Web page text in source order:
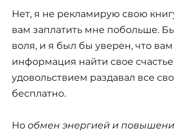
Нет, я не рекламирую свою
вам заплатить мне побольше.
воля, и я был бы уверен, что
информация найти свое
удовольствием раздавал все
бесплатно.
Но обмен энергией и